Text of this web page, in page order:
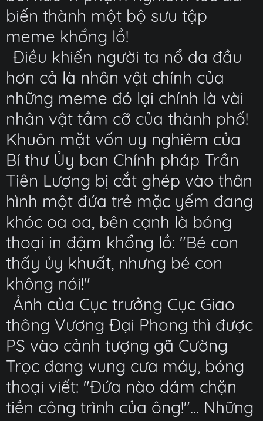
biến thành một bộ sưu tập
meme khổng lồ!
Điều khiến người ta nổ da đầu
hơn cả là nhân vật chính của
những meme đó lại chính là vài
nhân vật tầm cỡ của thành phố!
Khuôn mặt vốn uy nghiêm của
Bí thư Ủy ban Chính pháp Trần
Tiên Lượng bị cắt ghép vào thân
hình một đứa trẻ mặc yếm đang
khóc oa oa, bên cạnh là bóng
thoại in đậm khổng lồ: "Bé con
thấy ủy khuất, nhưng bé con
không nói!"
Ảnh của Cục trưởng Cục Giao
thông Vương Đại Phong thì được
PS vào cảnh tượng gã Cường
Trọc đang vung cưa máy, bóng
thoại viết: "Đứa nào dám chặn
tiền công trình của ông!"... Những